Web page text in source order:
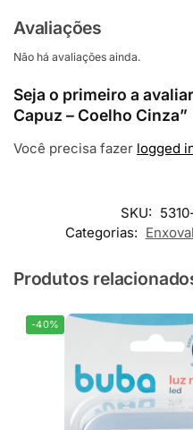
Avaliações
Não há avaliações ainda.
Seja o primeiro a
Capuz – Coelho Cinza”
Você precisa fazer logged
SKU:
Categorias: Enxoval
Produtos
-40%